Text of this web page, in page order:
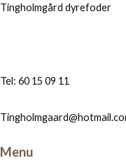
Tingholmgård dyrefoder
Tel: 60 15 09 11
Menu